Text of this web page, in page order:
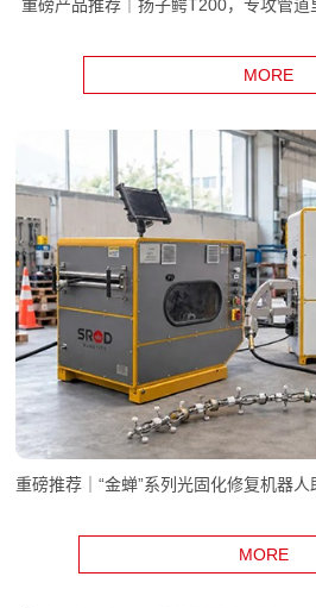
重磅产品推荐｜扬子鳄T200，专攻管道
MORE
重磅推荐｜“金蝉”系列光固化修复机器
MORE